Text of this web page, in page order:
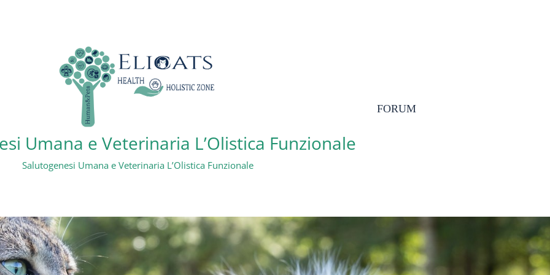
Umana e Veterinaria L’Olistica Funzionale
Salutogenesi Umana e Veterinaria L’Olistica Funzionale
FORUM